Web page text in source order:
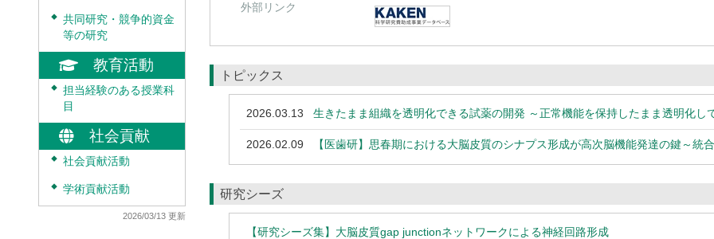
◆
共同研究・競争的資金
等の研究
教育活動
◆
担当経験のある授業科
目
社会貢献
◆ 社会貢献活動
◆ 学術貢献活動
2026/03/13 更新
外部リンク
トピックス
2026.03.13 生きたまま組織を透明化できる試薬の開発 ～正常機能を保持したまま透明化し
2026.02.09 【医歯研】思春期における大脳皮質のシナプス形成が高次脳機能発達の鍵～統
研究シーズ
【研究シーズ集】大脳皮質gap junctionネットワークによる神経回路形成